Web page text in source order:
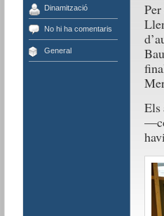
Dinamització
No hi ha comentaris
General
Els
—